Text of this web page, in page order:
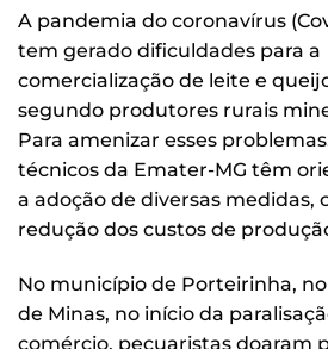
A pandemia do coronavírus
tem gerado dificuldades para a
comercialização de leite e
segundo produtores rurais
Para amenizar esses
técnicos da Emater-MG têm
a adoção de diversas medidas,
redução dos custos de
No município de Porteirinha,
de Minas, no início da
comércio, pecuaristas doaram